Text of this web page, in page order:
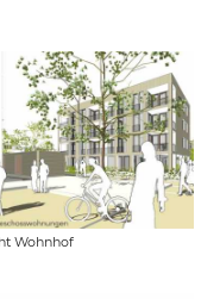
Wohnhof